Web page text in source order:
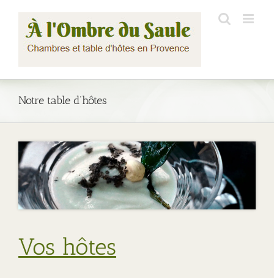
content
Notre table d’hôtes
Vos hôtes